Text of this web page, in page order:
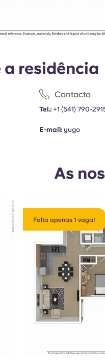
a residência
Contacto
Tel.: +1(541) 790-
E-mail: yugo
As
Falta apenas 1 vaga!